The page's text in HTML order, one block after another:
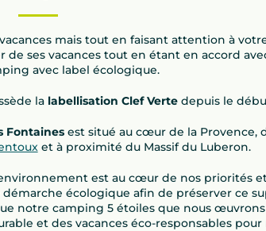
mais tout en faisant attention à
de ses vacances tout en étant en accord
avec label écologique.
la labellisation Clef Vertedepuis le
Fontainesest situé au cœur de la Provence,
et à proximité du Massif du Luberon.
est au cœur de nos priorités
démarche écologique afin de préserver ce
notre camping 5 étoiles que nous
et des vacances éco-responsables pour